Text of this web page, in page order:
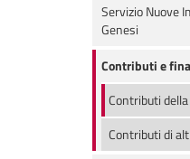
Servizio Nuove
Genesi
Contributi e
Contributi
Contributi di